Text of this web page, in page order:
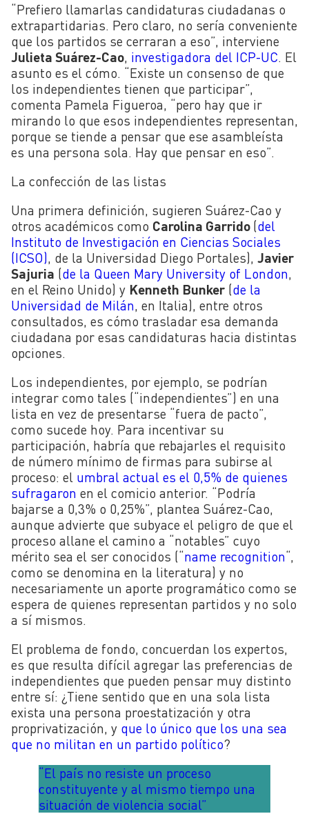
“Prefiero llamarlas candidaturas ciudadanas o
extrapartidarias. Pero claro, no sería conveniente
que los partidos se cerraran a eso”, interviene
Julieta Suárez-Cao investigadora del ICP-UC . El
asunto es el cómo. “Existe un consenso de que
los independientes tienen que participar”,
comenta Pamela Figueroa, “pero hay que ir
mirando lo que esos independientes representan,
porque se tiende a pensar que ese asambleísta
es una persona sola. Hay que pensar en eso”.
La confección de las listas
Una primera definición, sugieren Suárez-Cao y
otros académicos como Carolina Garrido (del
Instituto de Investigación en Ciencias Sociales
(ICSO), de la Universidad Diego Portales), Javier
Sajuria (de la Queen Mary University of London,
en el Reino Unido) y Kenneth Bunker (de la
Universidad de Milán, en Italia), entre otros
consultados, es cómo trasladar esa demanda
ciudadana por esas candidaturas hacia distintas
opciones.
Los independientes, por ejemplo, se podrían
integrar como tales (“independientes”) en una
lista en vez de presentarse “fuera de pacto”,
como sucede hoy. Para incentivar su
participación, habría que rebajarles el requisito
de número mínimo de firmas para subirse al
proceso: el umbral actual es el 0,5% de quienes
sufragaron en el comicio anterior. “Podría
bajarse a 0,3% o 0,25%”, plantea Suárez-Cao,
aunque advierte que subyace el peligro de que el
proceso allane el camino a “notables” cuyo
mérito sea el ser conocidos (“name recognition“,
como se denomina en la literatura) y no
necesariamente un aporte programático como se
espera de quienes representan partidos y no solo
a sí mismos.
El problema de fondo, concuerdan los expertos,
es que resulta difícil agregar las preferencias de
independientes que pueden pensar muy distinto
entre sí: ¿Tiene sentido que en una sola lista
exista una persona proestatización y otra
proprivatización, y que lo único que los una sea
que no militan en un partido político?
“El país no resiste un proceso
constituyente y al mismo tiempo una
situación de violencia social”